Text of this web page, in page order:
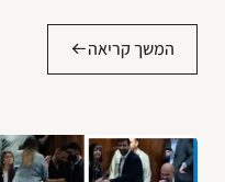
המשך קריאה